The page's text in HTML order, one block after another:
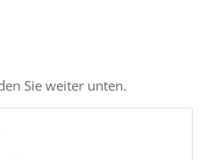
Sie weiter unten.